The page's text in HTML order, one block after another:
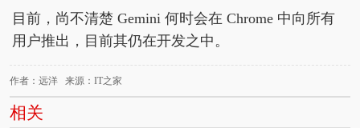
目前，尚不清楚 Gemini 何时会在 Chrome 中向所有
用户推出，目前其仍在开发之中。
作者：远洋 来源：IT之家
相关